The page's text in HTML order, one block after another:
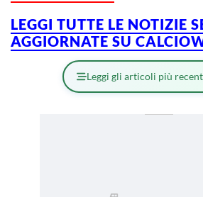
LEGGI TUTTE LE NOTIZIE
AGGIORNATE SU
Leggi gli articoli più